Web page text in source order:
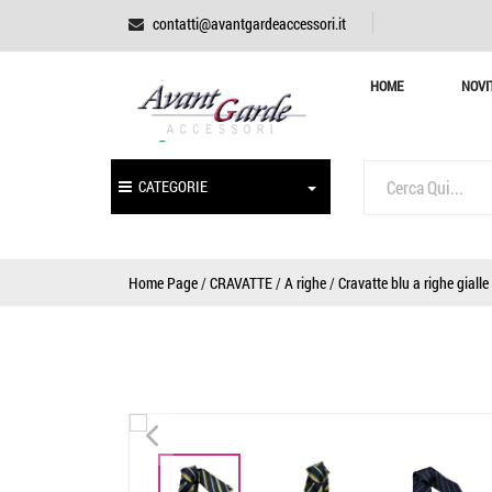
contatti@avantgardeaccessori.it
HOME
CATEGORIE
Home Page/CRAVATTE/A righe/Cravatte blu a righe
<